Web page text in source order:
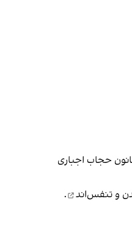
حجاب اجباری
و تنفس‌اند
.